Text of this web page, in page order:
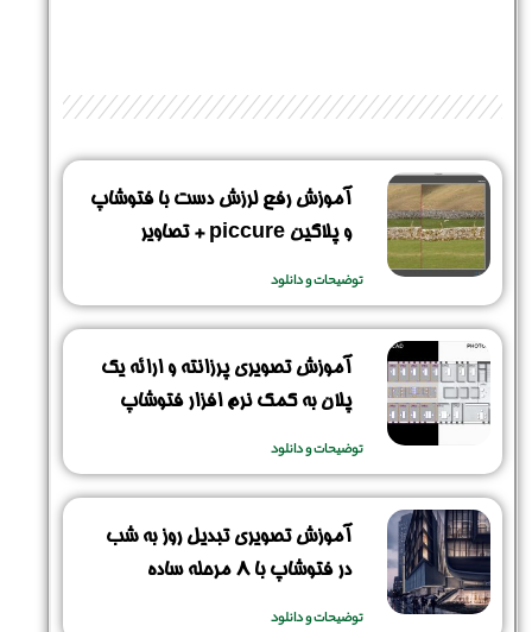
آموزش رفع لرزش دست با فتوشاپ
و پلاگین piccure + تصاویر
توضیحات و دانلود
آموزش تصویری پرزانته و ارائه یک
پلان به کمک نرم افزار فتوشاپ
توضیحات و دانلود
آموزش تصویری تبدیل روز به شب
در فتوشاپ با 8 مرحله ساده
توضیحات و دانلود
نام و نام خانوادگی :